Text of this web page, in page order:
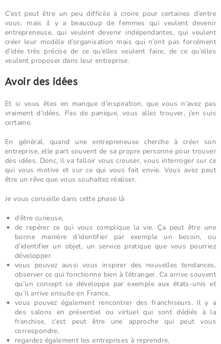
C’est peut être un peu difficile à croire pour certaines d’entre
vous, mais il y a beaucoup de femmes qui veulent devenir
entrepreneuse, qui veulent devenir indépendantes, qui veulent
créer leur modèle d’organisation mais qui n’ont pas forcément
d’idée très précise de ce qu’elles veulent faire, de ce qu’elles
veulent proposer dans leur entreprise.
Avoir des idées
Et si vous êtes en manque d’inspiration, que vous n’avez pas
vraiment d’idées. Pas de panique, vous allez trouver, j’en suis
certaine.
En général, quand une entrepreneuse cherche à créer son
entreprise, elle part souvent de sa propre personne pour trouver
des idées. Donc, il va falloir vous creuser, vous interroger sur ce
qui vous motive et sur ce qui vous fait envie. Vous avez peut
être un rêve que vous souhaitez réaliser.
Je vous conseille dans cette phase là
d’être curieuse,
de repérer ce qui vous complique la vie. Ça peut être une
bonne manière d’identifier par exemple un besoin, ou
d’identifier un objet, un service pratique que vous pourriez
développer.
vous pouvez aussi vous inspirer des nouvelles tendances,
observer ce qui fonctionne bien à l’étranger. Ca arrive souvent
qu’un concept se développe par exemple aux états-unis et
qu’il arrive ensuite en France,
vous pouvez également rencontrer des franchiseurs. Il y a
des salons en présentiel ou virtuel qui sont dédiés à la
franchise, c’est peut être une approche qui peut vous
correspondre,
regardez également les entreprises à reprendre,